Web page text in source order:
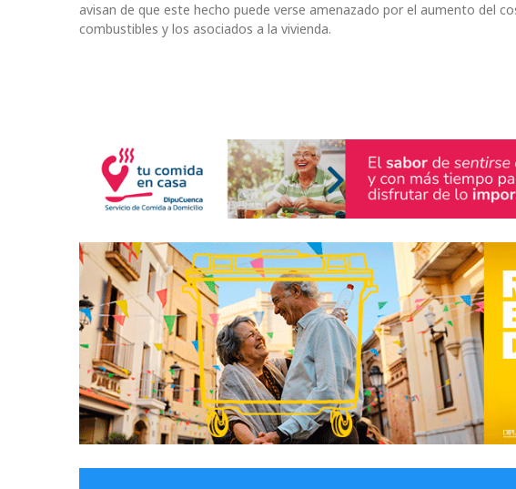
avisan de que este hecho puede verse amenazado por el aumento del
combustibles y los asociados a la vivienda.